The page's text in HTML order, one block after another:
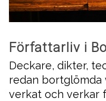
Författarliv i
Deckare, dikter,
redan bortglömda
verkat och verkar